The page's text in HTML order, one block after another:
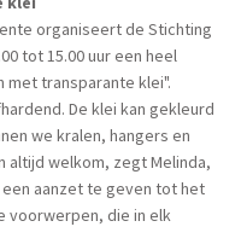
organiseert de Stichting
tot 15.00 uur een heel
met transparante klei".
De klei kan gekleurd
we kralen, hangers en
altijd welkom, zegt Melinda,
aanzet te geven tot het
voorwerpen, die in elk